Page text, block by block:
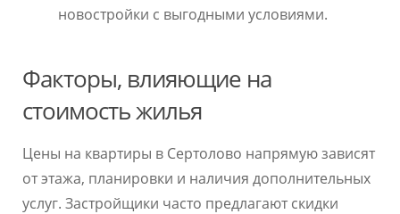
новостройки с выгодными условиями.
Факторы, влияющие на
стоимость жилья
Цены на квартиры в Сертолово напрямую зависят
от этажа, планировки и наличия дополнительных
услуг. Застройщики часто предлагают скидки